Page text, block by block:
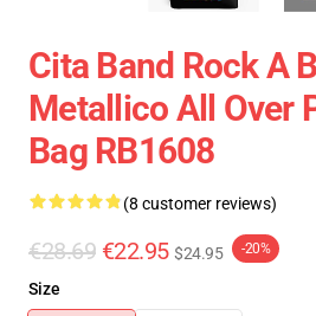
Cita Band Rock A
Metallico All Over
Bag RB1608
(8 customer reviews)
€28.69 €22.95 $24.95 -20%
Size